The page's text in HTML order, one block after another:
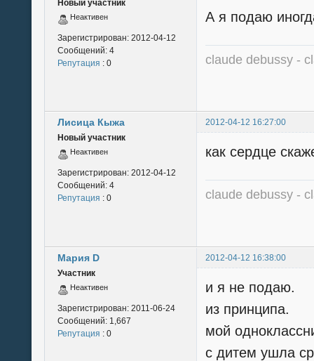
Новый участник
Неактивен
Зарегистрирован: 2012-04-12
Сообщений: 4
Репутация : 0
А я подаю
claude debussy -
Лисица Кыжа
2012-04-12 16:27:00
Новый участник
Неактивен
Зарегистрирован: 2012-04-12
Сообщений: 4
Репутация : 0
как сердце
claude debussy -
Мария D
2012-04-12 16:38:00
Участник
Неактивен
Зарегистрирован: 2011-06-24
Сообщений: 1,667
Репутация : 0
и я не подаю.
из принципа.
мой
с дитем ушла